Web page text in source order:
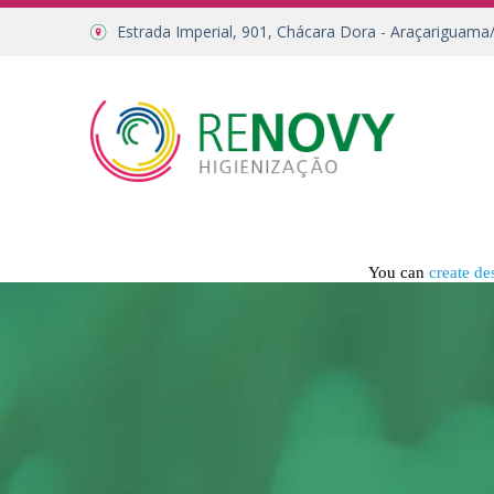
Estrada Imperial, 901, Chácara Dora -
You can create